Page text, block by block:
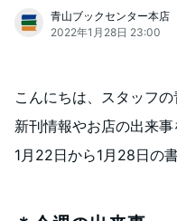
青山ブックセンター本店
2022年1月28日 23:00
こんにちは、スタッフの
新刊情報やお店の出来
1月22日から1月28日の